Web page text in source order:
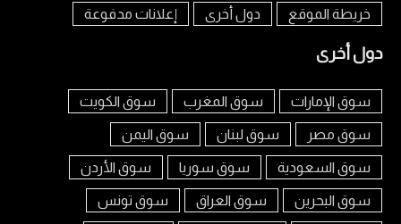
خريطة الموقع دول أخرى إعلانات مدفوعة
دول أخرى
سوق الإمارات سوق المغرب سوق الكويت
سوق مصر سوق لبنان سوق اليمن
سوق السعودية سوق سوريا سوق الأردن
سوق البحرين سوق العراق سوق تونس